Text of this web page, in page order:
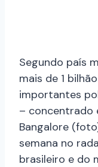
Segundo país
mais de 1
importantes
– concentrado
Bangalore
semana no
brasileiro e do